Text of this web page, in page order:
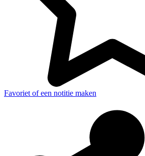
Favoriet of een notitie maken